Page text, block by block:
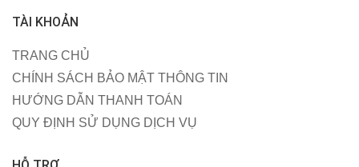
TÀI KHOẢN
TRANG CHỦ
CHÍNH SÁCH BẢO MẬT THÔNG TIN
HƯỚNG DẪN THANH TOÁN
QUY ĐỊNH SỬ DỤNG DỊCH VỤ